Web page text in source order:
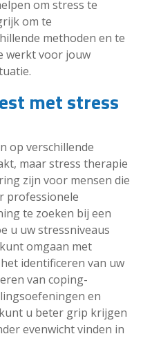
om stress te
om te
methoden en te
werkt voor jouw
met stress
op verschillende
maar stress therapie
zijn voor mensen die
professionele
te zoeken bij een
u uw stressniveaus
omgaan met
identificeren van uw
van coping-
en
u beter grip krijgen
evenwicht vinden in